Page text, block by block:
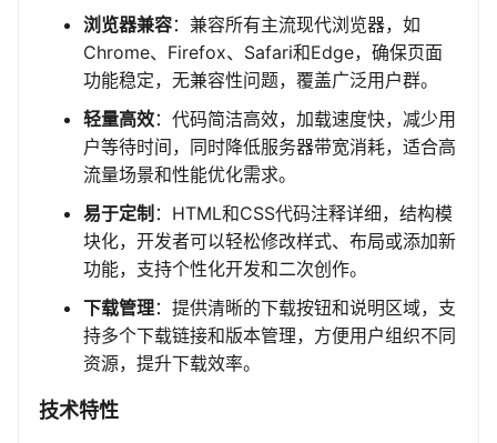
浏览器兼容：兼容所有主流现代浏览器，如
Chrome、Firefox、Safari和Edge，确保页面
功能稳定，无兼容性问题，覆盖广泛用户群。
轻量高效：代码简洁高效，加载速度快，减少用
户等待时间，同时降低服务器带宽消耗，适合高
流量场景和性能优化需求。
易于定制 ：HTML和CSS代码注释详细，结构模
块化，开发者可以轻松修改样式、布局或添加新
功能，支持个性化开发和二次创作。
下载管理：提供清晰的下载按钮和说明区域，支
持多个下载链接和版本管理，方便用户组织不同
资源，提升下载效率。
技术特性